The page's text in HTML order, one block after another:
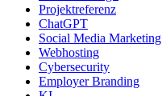
Projektreferenz
ChatGPT
Social Media Marketing
Webhosting
Cybersecurity
Employer Branding